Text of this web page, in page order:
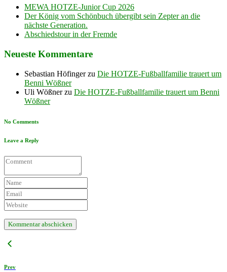
MEWA HOTZE-Junior Cup 2026
Der König vom Schönbuch übergibt sein Zepter an die
nächste Generation.
Abschiedstour in der Fremde
Neueste Kommentare
Sebastian Höfingerzu Die HOTZE-Fußballfamilie trauert um
Benni Wößner
Uli Wößnerzu Die HOTZE-Fußballfamilie trauert um Benni
Wößner
No Comments
Leave a Reply
Prev